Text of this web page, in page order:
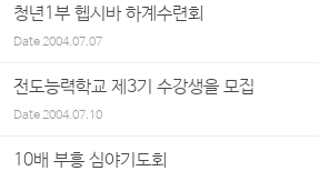
청년1부 헵시바 하계수련회
Date2004.07.07
전도능력학교 제3기 수강생을 모집
Date2004.07.10
10배 부흥 심야기도회